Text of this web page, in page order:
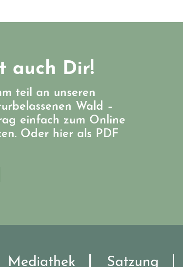
auch Dir!
teil an unseren
Wald –
einfach zum Online
Oder hier als PDF
Mediathek Satzung